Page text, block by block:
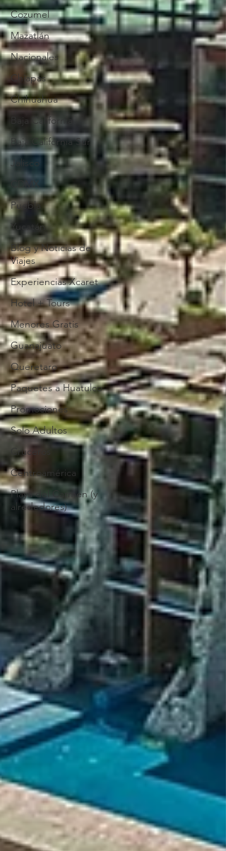
Cozumel
Mazatlán
Nacionales
Chiapas
Chihuahua
Baja California
Baja California Sur
Jalisco
Puebla
Yucatán
Blog y Noticias de
Viajes
Experiencias Xcaret
Hotel + Tours
Menores Gratis
Guanajuato
Queretaro
Paquetes a Huatulco
Promociones
Solo Adultos
Cruceros
Centroamérica
Playa del Carmen (y
alrededores)